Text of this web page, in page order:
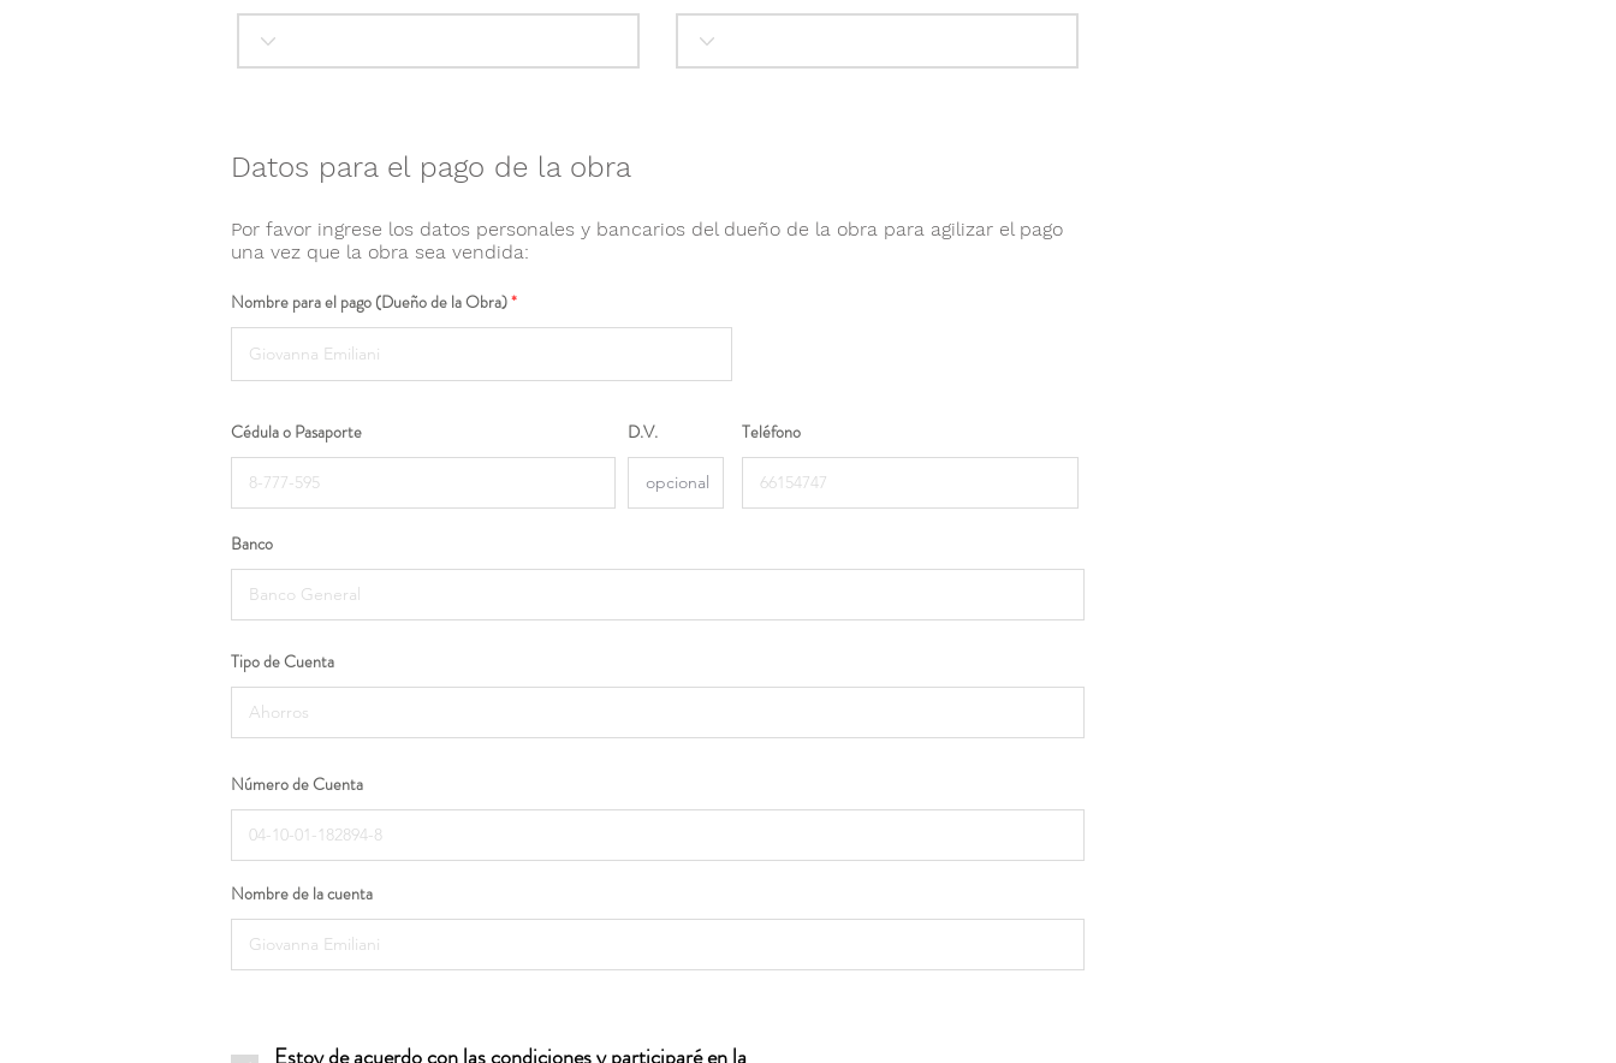
Datos para el pago de la obra
Por favor ingrese los datos personales y bancarios del dueño de la obra para agilizar el pago
una vez que la obra sea vendida:
Nombre para el pago (Dueño de la Obra)
Cédula o Pasaporte D.V. Teléfono
Banco
Tipo de Cuenta
Número de Cuenta
Nombre de la cuenta